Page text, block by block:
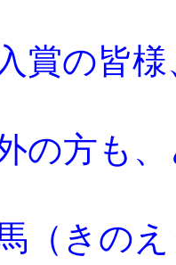
入賞の皆
の方も
（きの